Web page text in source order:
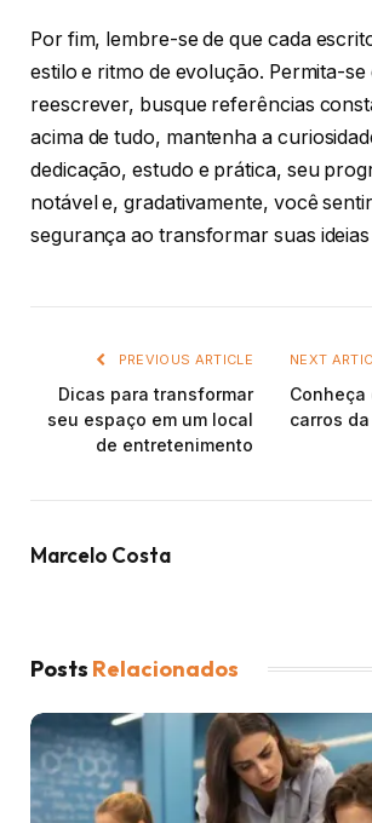
Por fim, lembre-se de que cada
estilo e ritmo de evolução. Permita-
reescrever, busque referências
acima de tudo, mantenha a
dedicação, estudo e prática, seu
notável e, gradativamente, você
segurança ao transformar suas
PREVIOUS ARTICLE
Dicas para transformar
seu espaço em um local
de entretenimento
NEXT
Conheça
carros
Marcelo Costa
Posts Relacionados